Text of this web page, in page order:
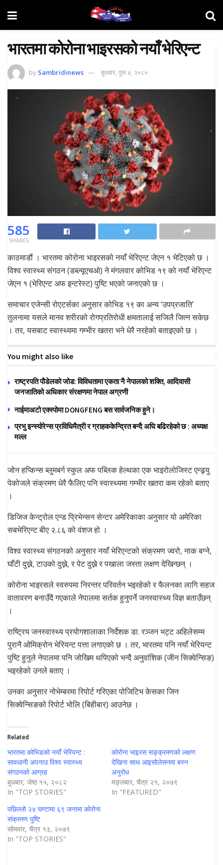
भारतमा कोरोना भाइरसको नयाँ भेरिएन्ट
by Sambridinews बुधबार, पुस ४, २०८०
585
SHARES
काठमाडौं । भारतमा कोरोना भाइरसको नयाँ भेरिएन्ट जेएन १ भेटिएको छ ।
विश्व स्वास्थ्य संगठन (डब्ल्यूएचओ) ने मंगलवार कोभिड १९ को नयाँ भेरिएन्ट
जेएन १ (भेरिएन्ट अफ इन्टरेस्ट) पुष्टि भएको जनाएको छ ।
समाचार एजेन्सी रोएटर्सका अनुसार कोभिड १९ का अन्य ‘उपप्रजाति’
तुलनामा यसले मानव शरीरको रोगप्रतिरोधी क्षमतालाई सजिलै जित्न सकेछ
। तर, यसबाट स्वास्थ्यमा गम्भीर खतरा भने धेरै नरहेको बताइएको छ ।
You might also like
राष्ट्रपति पौडेलको जोड: विविधतामा एकता नै नेपालको शक्ति, आदिवासी
जनजातिको अधिकार संरक्षणमा नेपाल अग्रणी
नाईमाअटो एक्स्पोमा DONGFENG बस सार्वजनिक हुने।
प्रभु इन्स्योरेन्स प्रविधिमैत्री र ग्राहककेन्द्रित बन्दै अघि बढिरहेको छ : अध्यक्ष
मल्ल
जोन हप्किन्स ब्लुमबर्ग स्कुल अफ पब्लिक हेल्थका एक भाइरोलोजिस्ट एन्ड्र्यु
पेकोजले संक्रमण धेरै फैलिए पनि स्वास्थ्यमा गम्भीर खतरा कम रहेको बताए
।
डिजिज केन्ट्रोल एन्ड प्रिभेन्सन सेन्टर अमेरिकाका अनुसार यो अमेरिका
सबभेरिएन्ट बीए २.८६ को वंशज हो ।
विश्व स्वास्थ्य संगठनको अनुसार नयाँ भेरिएन्टको संक्रमण ज्वरो, नाक बग्ने,
घाँटी दुख्ने, टाउको दुख्ने, र पेट दुख्ने र पखाला जस्ता लक्षण देखिन्छन् ।
कोरोना भाइरसले स्वरुपमा निरन्तर परिवर्तन भइरहेको र फैलनका लागि सहज
वातावरण बनाउँदै गएकाले नेपालमा सर्तक हुनुपर्ने जनस्वास्थ्य विज्ञ बताउँछन्
।
राष्ट्रिय जनस्वास्थ्य प्रयोगशालाका निर्देशक डा. रञ्जन भट्ट अहिलेसम्म
पुरानै ओमिक्रोन भेरियन्ट पत्ता लगाएको छ । तर, भारतमा पनि नयाँ भेरियन्ट
पुष्टि हुनुले नेपालमा पनि जोखिम थपिएको भन्दै अनुवांशिक (जीन सिक्वेन्सिङ)
भइरहेको उनले बताए ।
उनका अनुसार नोभेम्बरमा रिपोर्ट गरिएका पोजिटिभ केसका जिन
सिक्वेन्सिङको रिपोर्ट भोलि (बिहीबार) आउनेछ ।
Related
भारतमा कोभिडकाे नयाँ भेरियन्ट :
सावधानी अपनाउ विश्व स्वास्थ्य
संगठनकाे आग्रह
बुधबार, जेष्ठ १५, २०८२
In "TOP STORIES"
कोरोना भाइरस सङ्क्रमणको लक्षण
देखिना साथ आइसोलेसनमा बस्न
अनुरोध
मङ्लबार, चैत्र २१, २०७९
In "FEATURED"
पछिल्लो २४ घण्टामा ६९ जनामा काेराेना
संक्रमण पुष्टि
सोमवार, चैत्र १३, २०७९
In "TOP STORIES"